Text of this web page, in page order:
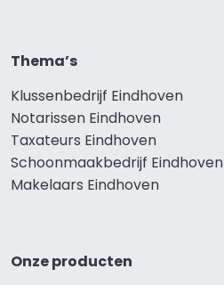
Thema’s
Klussenbedrijf Eindhoven
Notarissen Eindhoven
Taxateurs Eindhoven
Schoonmaakbedrijf Eindhoven
Makelaars Eindhoven
Onze producten